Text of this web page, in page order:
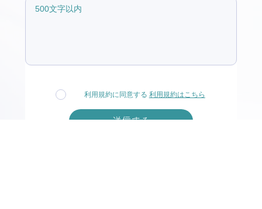
利用規約に同意する 利用規約はこちら
送信する